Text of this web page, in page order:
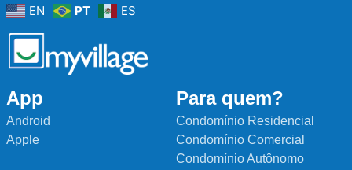
EN PT ES
App
Android
Apple
Para quem?
Condomínio Residencial
Condomínio Comercial
Condomínio Autônomo